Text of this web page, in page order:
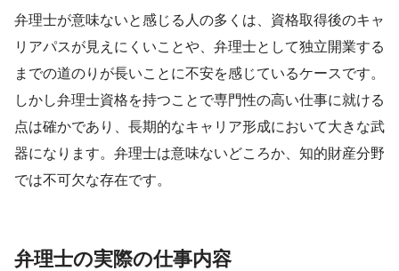
弁理士が意味ないと感じる人の多くは、資格取得後のキャ
リアパスが見えにくいことや、弁理士として独立開業する
までの道のりが長いことに不安を感じているケースです。
しかし弁理士資格を持つことで専門性の高い仕事に就ける
点は確かであり、長期的なキャリア形成において大きな武
器になります。弁理士は意味ないどころか、知的財産分野
では不可欠な存在です。
弁理士の実際の仕事内容